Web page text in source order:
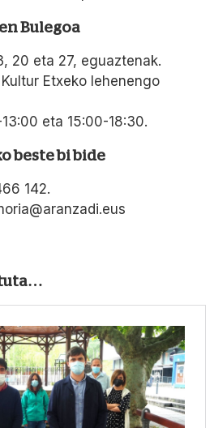
Bulegoa
20 eta 27, eguaztenak.
Etxeko lehenengo
eta 15:00-18:30.
beste bi bide
142.